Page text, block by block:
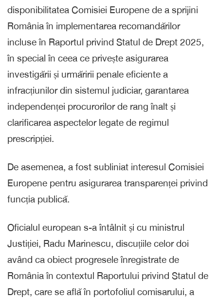
disponibilitatea Comisiei Europene de a sprijini
România în implementarea recomandărilor
incluse în Raportul privind Statul de Drept 2025,
în special în ceea ce privește asigurarea
investigării și urmăririi penale eficiente a
infracțiunilor din sistemul judiciar, garantarea
independenței procurorilor de rang înalt și
clarificarea aspectelor legate de regimul
prescripției.
De asemenea, a fost subliniat interesul Comisiei
Europene pentru asigurarea transparenței privind
funcția publică.
Oficialul european s-a întâlnit și cu ministrul
Justiției, Radu Marinescu, discuțiile celor doi
având ca obiect progresele înregistrate de
România în contextul Raportului privind Statul de
Drept, care se află în portofoliul comisarului, a